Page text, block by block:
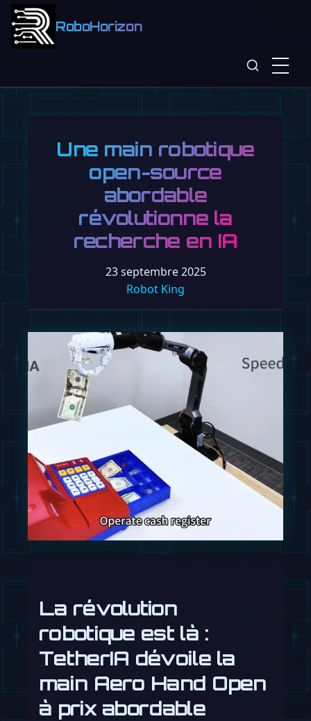
RoboHorizon
Une main robotique
open-source
abordable
révolutionne la
recherche en IA
23 septembre 2025
Robot King
La révolution
robotique est là :
TetherIA dévoile la
main Aero Hand Open
à prix abordable